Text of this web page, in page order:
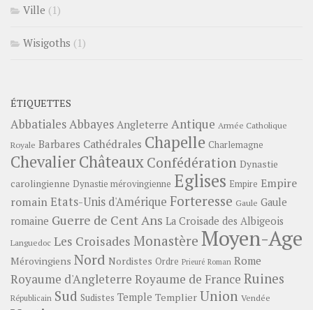
Ville (1)
Wisigoths (1)
ÉTIQUETTES
AbbatialesAbbayes Angleterre Antique Armée Catholique
Royale Barbares Cathédrales Chapelle Charlemagne
ChevalierChâteauxConfédération Dynastie
carolingienne Dynastie mérovingienne Eglises Empire Empire
romainEtats-Unis d'Amérique Forteresse Gaule Gaule
romaine Guerre de Cent Ans La Croisade des Albigeois
Languedoc Les Croisades Monastère Moyen-Age
Mérovingiens Nord Nordistes Ordre Prieuré Roman Rome
Royaume d'Angleterre Royaume de France Ruines
Républicain Sud Sudistes Temple Templier Union Vendée